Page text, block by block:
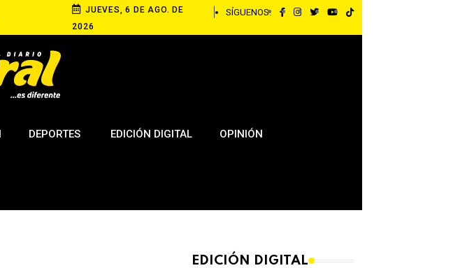
JUEVES, 6 DE AGO. DE
2026
SÍGUENOS:
DEPORTES EDICIÓN DIGITAL OPINIÓN
EDICIÓN DIGITAL